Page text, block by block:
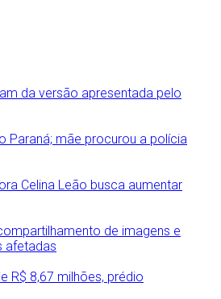
da versão apresentada pelo
Paraná; mãe procurou a polícia
Celina Leão busca aumentar
de imagens e
afetadas
R$ 8,67 milhões, prédio